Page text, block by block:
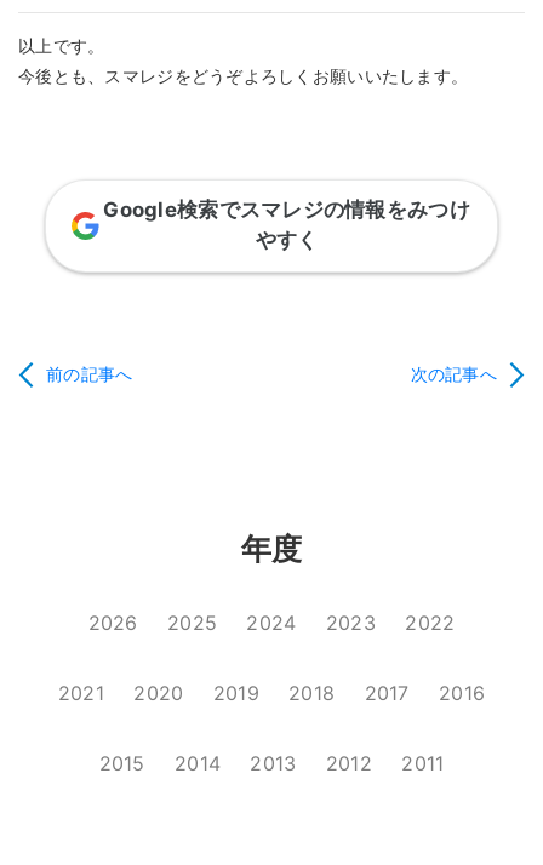
以上です。
今後とも、スマレジをどうぞよろしくお願いいたします。
Google検索でスマレジの情報をみつけ
やすく
前の記事へ 次の記事へ
年度
2026 2025 2024 2023 2022
2021 2020 2019 2018 2017 2016
2015 2014 2013 2012 2011